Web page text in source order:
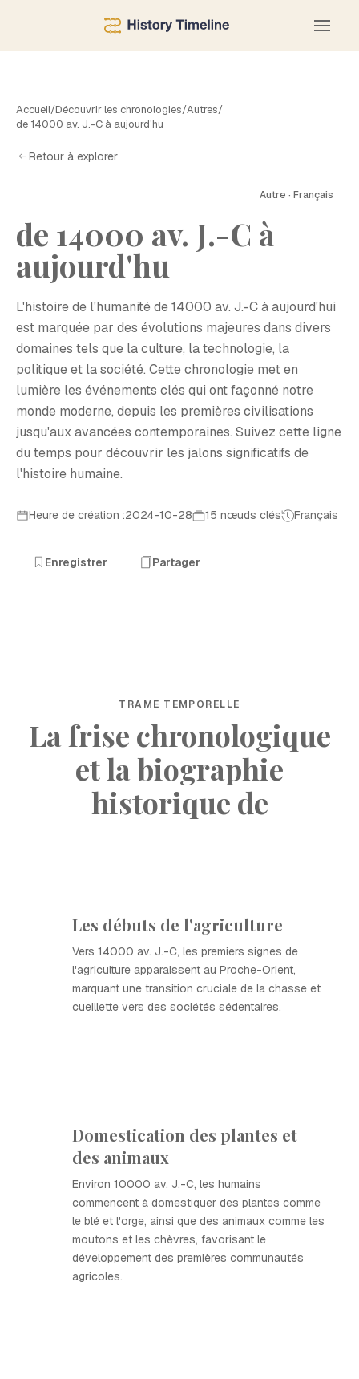
Accueil/Découvrir les chronologies/Autres/
de 14000 av. J.-C à aujourd'hu
Retour à explorer
Autre · Français
de 14000 av. J.-C à
aujourd'hu
L'histoire de l'humanité de 14000 av. J.-C à aujourd'hui
est marquée par des évolutions majeures dans divers
domaines tels que la culture, la technologie, la
politique et la société. Cette chronologie met en
lumière les événements clés qui ont façonné notre
monde moderne, depuis les premières civilisations
jusqu'aux avancées contemporaines. Suivez cette ligne
du temps pour découvrir les jalons significatifs de
l'histoire humaine.
Heure de création :2024-10-28 15 nœuds clés Français
Enregistrer Partager
TRAME TEMPORELLE
La frise chronologique
et la biographie
historique de
Les débuts de l'agriculture
Vers 14000 av. J.-C, les premiers signes de
l'agriculture apparaissent au Proche-Orient,
marquant une transition cruciale de la chasse et
cueillette vers des sociétés sédentaires.
Domestication des plantes et
des animaux
Environ 10000 av. J.-C, les humains
commencent à domestiquer des plantes comme
le blé et l'orge, ainsi que des animaux comme les
moutons et les chèvres, favorisant le
développement des premières communautés
agricoles.